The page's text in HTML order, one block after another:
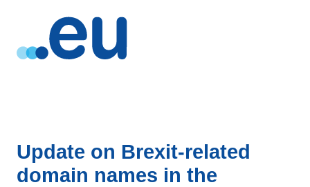
Update on Brexit-related
domain names in the